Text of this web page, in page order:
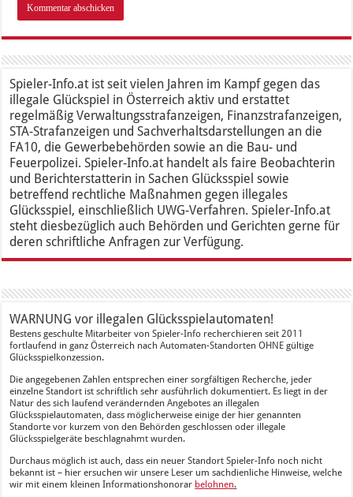
Spieler-Info.at ist seit vielen Jahren im Kampf gegen das
illegale Glückspiel in Österreich aktiv und erstattet
regelmäßig Verwaltungsstrafanzeigen, Finanzstrafanzeigen,
STA-Strafanzeigen und Sachverhaltsdarstellungen an die
FA10, die Gewerbebehörden sowie an die Bau- und
Feuerpolizei. Spieler-Info.at handelt als faire Beobachterin
und Berichterstatterin in Sachen Glücksspiel sowie
betreffend rechtliche Maßnahmen gegen illegales
Glücksspiel, einschließlich UWG-Verfahren. Spieler-Info.at
steht diesbezüglich auch Behörden und Gerichten gerne für
deren schriftliche Anfragen zur Verfügung.
WARNUNG vor illegalen Glücksspielautomaten!
Bestens geschulte Mitarbeiter von Spieler-Info recherchieren seit 2011
fortlaufend in ganz Österreich nach Automaten-Standorten OHNE gültige
Glücksspielkonzession.
Die angegebenen Zahlen entsprechen einer sorgfältigen Recherche, jeder
einzelne Standort ist schriftlich sehr ausführlich dokumentiert. Es liegt in der
Natur des sich laufend verändernden Angebotes an illegalen
Glücksspielautomaten, dass möglicherweise einige der hier genannten
Standorte vor kurzem von den Behörden geschlossen oder illegale
Glücksspielgeräte beschlagnahmt wurden.
Durchaus möglich ist auch, dass ein neuer Standort Spieler-Info noch nicht
bekannt ist – hier ersuchen wir unsere Leser um sachdienliche Hinweise, welche
wir mit einem kleinen Informationshonorar belohnen.